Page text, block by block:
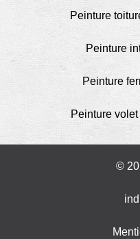
Peinture
Peinture
Peinture
Peinture
©